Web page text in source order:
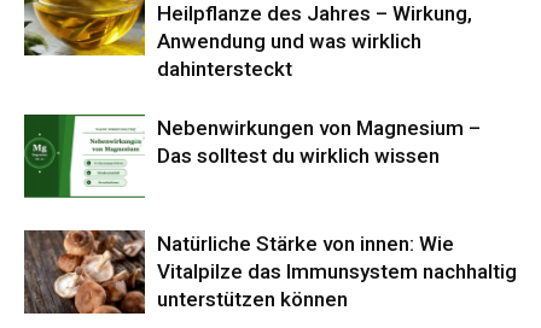
Heilpflanze des Jahres – Wirkung,
Anwendung und was wirklich
dahintersteckt
Nebenwirkungen von Magnesium –
Das solltest du wirklich wissen
Natürliche Stärke von innen: Wie
Vitalpilze das Immunsystem nachhaltig
unterstützen können